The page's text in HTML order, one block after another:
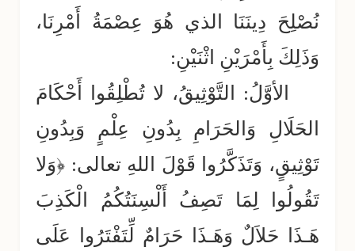
نُصْلِحَ دِينَنَا الذي هُوَ عِصْمَةُ أَمْرِنَا،
وَذَلِكَ بِأَمْرَيْنِ اثْنَيْنِ:
الأوَّلُ: التَّوْثِيقُ، لا تُطْلِقُوا أَحْكَامَ
الحَلَالِ وَالحَرَامِ بِدُونِ عِلْمٍ وَبِدُونِ
تَوْثِيقٍ، وَتَذَكَّرُوا قَوْلَ اللهِ تعالى: ﴿وَلا
تَقُولُوا لِمَا تَصِفُ أَلْسِنَتُكُمُ الْكَذِبَ
هَـذَا حَلاَلٌ وَهَـذَا حَرَامٌ لِّتَفْتَرُوا عَلَى